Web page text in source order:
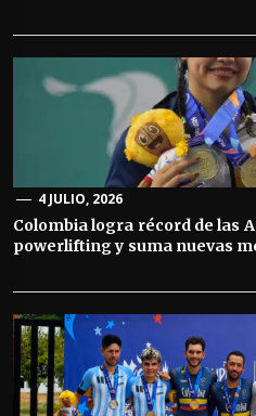
4 JULIO, 2026
Colombia logra récord de las
powerlifting y suma nuevas